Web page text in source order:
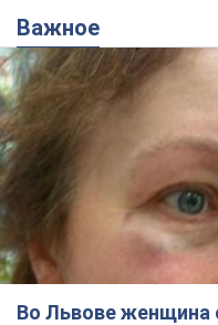
Важное
Во Львове женщина